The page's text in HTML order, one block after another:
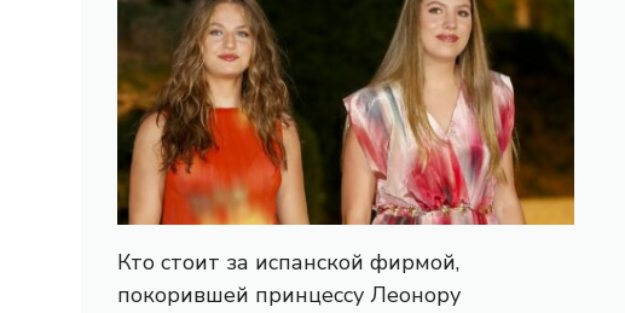
Кто стоит за испанской фирмой,
покорившей принцессу Леонору